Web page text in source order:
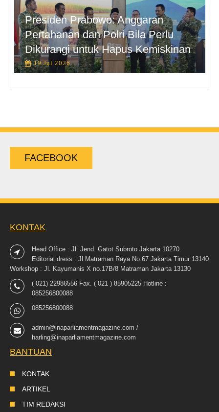
Presiden Prabowo: Anggaran
Pertahanan dan Polri Bila Perlu
Dikurangi untuk Hapus Kemiskinan
19 Jul 2026
FACEBOOK
KONTAK
Head Office : Jl. Jend. Gatot Subroto Jakarta 10270.
Editorial dress : Jl Matraman Raya No.67 Jakarta Timur 13140
Workshop : Jl. Kayumanis X no.17B/8 Matraman Jakarta 13130
( 021) 22986556 Fax. ( 021 ) 85905225 Hotline :
085256800088
085256800088
admin@inaparliamentmagazine.com /
harling@inaparliamentmagazine.com
BANTUAN
KONTAK
ARTIKEL
TIM REDAKSI